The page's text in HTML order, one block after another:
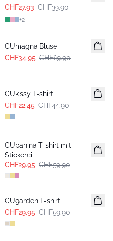
CHF27.93 CHF39.90
+2
CUmagna Bluse
CHF34.95 CHF69.90
CUkissy T-shirt
CHF22.45 CHF44.90
CUpanina T-shirt mit
Stickerei
CHF29.95 CHF59.90
-50%
CUgarden T-shirt
CHF29.95 CHF59.90
-50%